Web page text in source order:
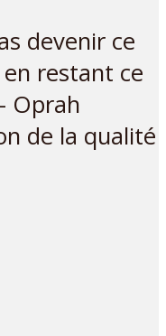
devenir ce
restant ce
Oprah
de la qualité